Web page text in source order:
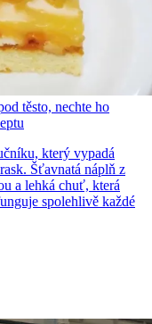
těsto, nechte ho
který vypadá
Šťavnatá náplň z
a lehká chuť, která
spolehlivě každé